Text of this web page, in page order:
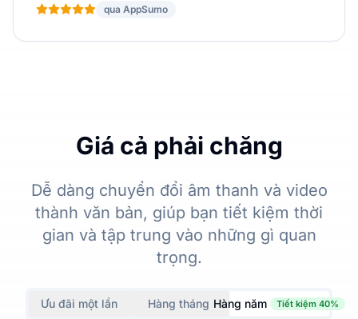
qua AppSumo
Giá cả phải chăng
Dễ dàng chuyển đổi âm thanh và video
thành văn bản, giúp bạn tiết kiệm thời
gian và tập trung vào những gì quan
trọng.
Ưu đãi một lần Hàng tháng Hàng năm Tiết kiệm 40%